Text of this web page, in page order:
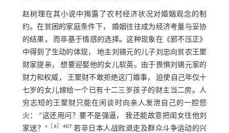
赵树理在其小说中揭露了农村经济状况对婚姻观念的制
约。在贫困的家庭条件下， 婚姻往往成为经济考量与妥协
的结果， 而非基于情感的选择。这种现象在《邪不压正》
中得到了生动的体现， 地主刘锡元的儿子刘忠向贫农王聚
财家提亲， 想要迎娶他的女儿软英。由于畏惧刘锡元家的
财力和权威， 王聚财不敢拒绝这门婚事， 迫使自己年仅十
七岁的女儿嫁给一个已有十二三岁孩子的财主当二房。人
穷志短的王聚财只能在闲谈时向亲人发泄自己的一腔怒
火： “这还用问？要不是强逼， 我还能故意把闺女往他刘
家送？”
6］407 若非日本人战败退走及群众斗争运动的兴